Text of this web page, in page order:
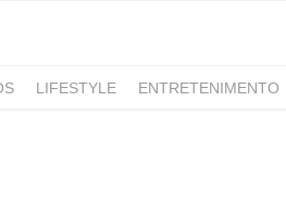
LIFESTYLE ENTRETENIMENTO